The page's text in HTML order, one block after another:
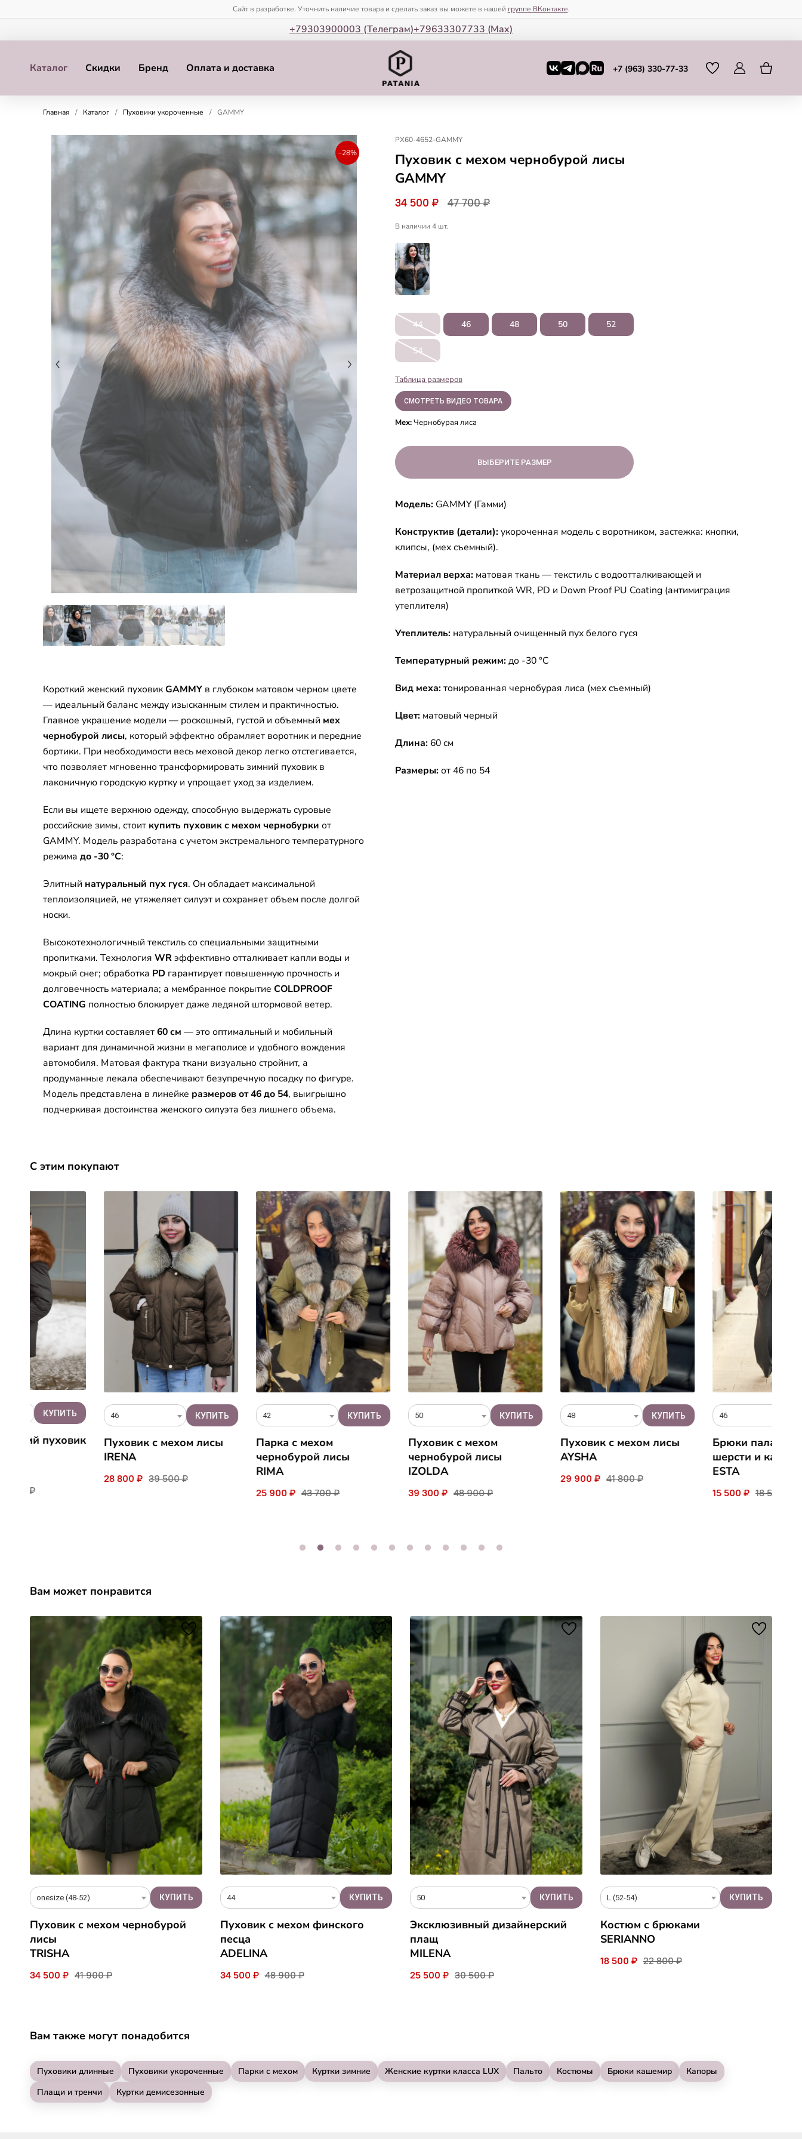
Сайт в разработке. Уточнить наличие товара и сделать заказ вы можете в нашей группе ВКонтакте.
+79303900003 (Телеграм)+79633307733 (Мax)
Каталог Скидки Бренд Оплата и доставка +7 (963) 330-77-33
Главная / Каталог / Пуховики укороченные / GAMMY
−28%
Короткий женский пуховикGAMMY в глубоком матовом черном цвете
— идеальный баланс между изысканным стилем и практичностью.
Главное украшение модели — роскошный, густой и объемный мех
чернобурой лисы, который эффектно обрамляет воротник и передние
бортики. При необходимости весь меховой декор легко отстегивается,
что позволяет мгновенно трансформировать зимний пуховик в
лаконичную городскую куртку и упрощает уход за изделием.
Если вы ищете верхнюю одежду, способную выдержать суровые
российские зимы, стоит купить пуховик с мехом чернобурки от
GAMMY. Модель разработана с учетом экстремального температурного
режима до -30 °C:
Элитный натуральный пух гуся. Он обладает максимальной
теплоизоляцией, не утяжеляет силуэт и сохраняет объем после долгой
носки.
Высокотехнологичный текстиль со специальными защитными
пропитками. Технология WRэффективно отталкивает капли воды и
мокрый снег; обработка PD гарантирует повышенную прочность и
долговечность материала; а мембранное покрытие COLDPROOF
COATING полностью блокирует даже ледяной штормовой ветер.
Длина куртки составляет60 см — это оптимальный и мобильный
вариант для динамичной жизни в мегаполисе и удобного вождения
автомобиля. Матовая фактура ткани визуально стройнит, а
продуманные лекала обеспечивают безупречную посадку по фигуре.
Модель представлена в линейке размеров от 46 до 54, выигрышно
подчеркивая достоинства женского силуэта без лишнего объема.
PX60-4652-GAMMY
Пуховик с мехом чернобурой лисы
GAMMY
34 500 ₽ 47 700 ₽
В наличии 4 шт.
44 46 48 50 52
54
Таблица размеров
СМОТРЕТЬ ВИДЕО ТОВАРА
Мех:Чернобурая лиса
ВЫБЕРИТЕ РАЗМЕР
Модель: GAMMY (Гамми)
Конструктив (детали): укороченная модель с воротником, застежка: кнопки,
клипсы, (мех съемный).
Материал верха: матовая ткань — текстиль с водоотталкивающей и
ветрозащитной пропиткой WR, PD и Down Proof PU Coating (антимиграция
утеплителя)
Утеплитель: натуральный очищенный пух белого гуся
Температурный режим: до -30 °C
Вид меха: тонированная чернобурая лиса (мех съемный)
Цвет: матовый черный
Длина: 60 см
Размеры: от 46 по 54
С этим покупают
46
Пуховик с мехом лисы
39 500 ₽
42
Парка с мехом
чернобурой лисы
43 700 ₽
50
Пуховик с мехом
чернобурой лисы
39 300 ₽ 48 900 ₽
48
Пуховик с мехом лисы
AYSHA
41 800 ₽
46
Брюки палаццо из
шерсти и кашемира
18 500 ₽
Вам может понравится
onesize (48-52)
Пуховик с мехом чернобурой
лисы
TRISHA
34 500 ₽ 41 900 ₽
44
Пуховик с мехом финского
песца
ADELINA
34 500 ₽ 48 900 ₽
50
Эксклюзивный дизайнерский
плащ
MILENA
25 500 ₽ 30 500 ₽
L (52-54)
Костюм с брюками
SERIANNO
18 500 ₽ 22 800 ₽
Вам также могут понадобится
Пуховики длинные Пуховики укороченные Парки с мехом Куртки зимние Женские куртки класса LUX Пальто Костюмы Брюки кашемир
Капоры
Плащи и тренчи
Куртки демисезонные